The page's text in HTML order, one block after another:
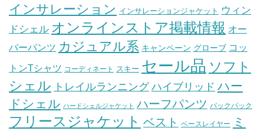
インサレーション インサレーションジャケット ウィン
ドシェル オンラインストア掲載情報 オー
バーパンツ カジュアル系 キャンペーン グローブ コッ
トンTシャツ コーディネート スキー セール品 ソフト
シェル トレイルランニング ハイブリッド ハー
ドシェル ハードシェルジャケット ハーフパンツ バックパック
フリースジャケット ベスト ベースレイヤー
ミ